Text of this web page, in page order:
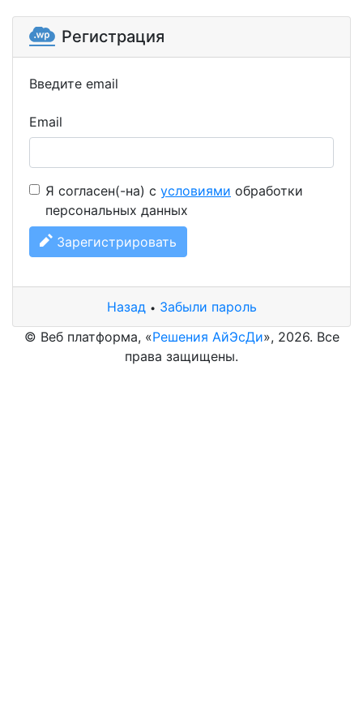
Регистрация
Введите email
Email
Я согласен(-на) с условиями обработки
персональных данных
Зарегистрировать
Назад • Забыли пароль
© Веб платформа, «Решения АйЭсДи», 2026. Все
права защищены.